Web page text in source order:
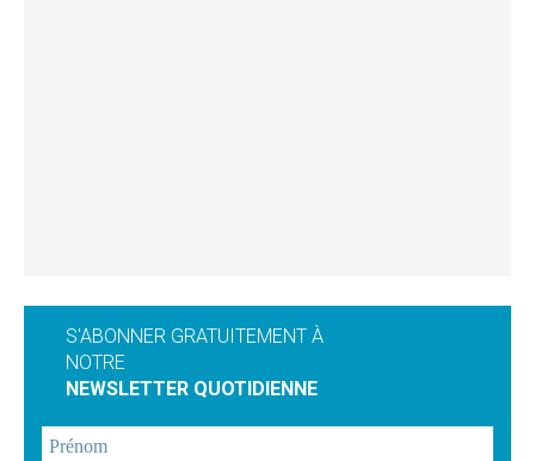
S'ABONNER GRATUITEMENT À
NOTRE
NEWSLETTER QUOTIDIENNE